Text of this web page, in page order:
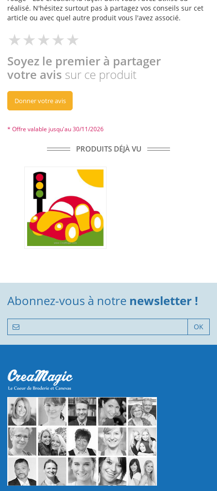
réalisé. N'hésitez surtout pas à partagez vos conseils sur cet
article ou avec quel autre produit vous l'avez associé.
Soyez le premier à partager
votre avis sur ce produit
Donner votre avis
* Offre valable jusqu'au 30/11/2026
PRODUITS DÉJÀ VU
Abonnez-vous à notre newsletter !
OK